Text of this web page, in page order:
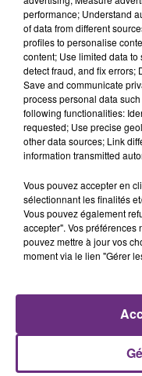
DUNCAN LAURENCE
Arcade
MYLES SMITH & NIALL
performance; Understand
of data from different
profiles to personalise
content; Use limited data
detect fraud, and fix errors;
Save and communicate
process personal data
following functionalities:
requested; Use precise
other data sources; Link
information transmitted
Vous pouvez accepter en
sélectionnant les finalités
Vous pouvez également
accepter". Vos préférences
pouvez mettre à jour vos
moment via le lien "Gérer